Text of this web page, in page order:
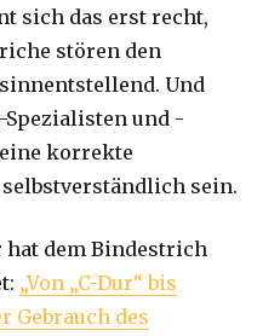
sich das erst recht,
stören den
Und
und -
korrekte
sein.
hat dem Bindestrich
„Von „C-Dur“ bis
Gebrauch des